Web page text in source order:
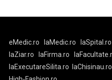
eMedic.ro laMedic.ro laSpital.ro
laZiar.ro
laFirma.ro
laExecutareSilita.ro
laChisinau.ro